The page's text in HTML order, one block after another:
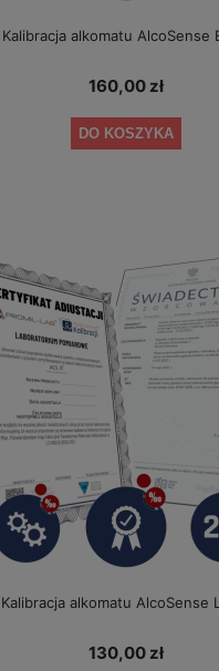
Kalibracja alkomatu AlcoSense
160,00 zł
DO KOSZYKA
Kalibracja alkomatu AlcoSense
130,00 zł